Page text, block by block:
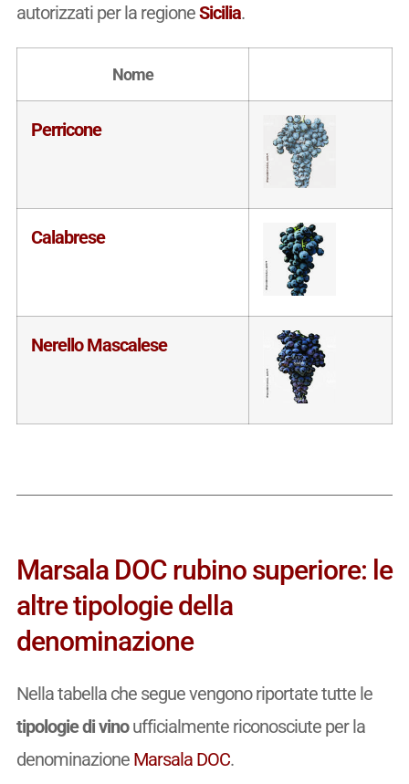
autorizzati per la regioneSicilia.
Nome
Perricone
Calabrese
Nerello Mascalese
Marsala DOC rubino superiore: le
altre tipologie della
denominazione
Nella tabella che segue vengono riportate tutte le
tipologie di vinoufficialmente riconosciute per la
denominazione Marsala DOC.